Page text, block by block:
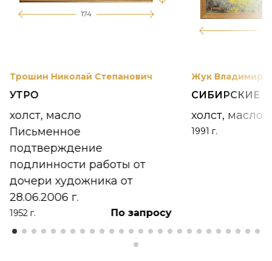
174
Трошин Николай Степанович
УТРО
холст, масло
Письменное
подтверждение
подлинности работы от
дочери художника от
28.06.2006 г.
1952 г. По запросу
Жук Владимир
СИБИРСКИЕ
холст, масло
1991 г.